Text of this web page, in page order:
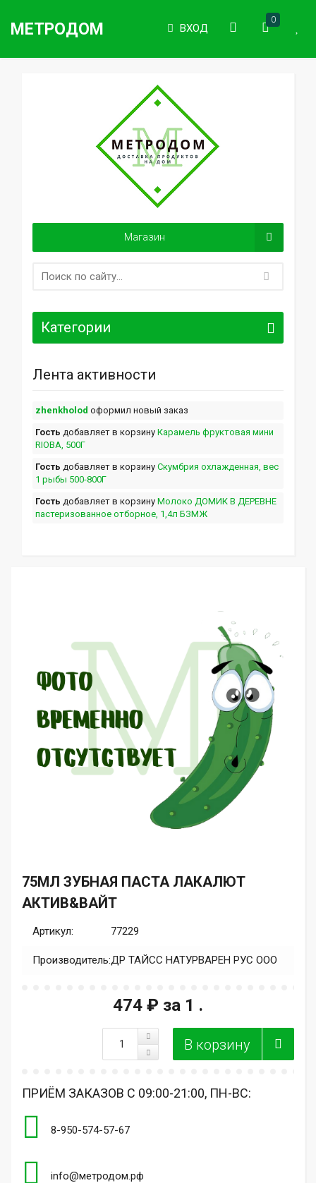
МЕТРОДОМ ВХОД
0
Магазин
Категории
Лента активности
zhenkholod оформил новый заказ
Гость добавляет в корзину Карамель фруктовая мини
RIOBA, 500Г
Гость добавляет в корзину Скумбрия охлажденная, вес
1 рыбы 500-800Г
Гость добавляет в корзину Молоко ДОМИК В ДЕРЕВНЕ
пастеризованное отборное, 1,4л БЗМЖ
75МЛ ЗУБНАЯ ПАСТА ЛАКАЛЮТ
АКТИВ&ВАЙТ
Артикул: 77229
Производитель:ДР ТАЙСС НАТУРВАРЕН РУС ООО
474 ₽ за 1 .
ПРИЁМ ЗАКАЗОВ С 09:00-21:00, ПН-ВС:
8-950-574-57-67
info@метродом.рф